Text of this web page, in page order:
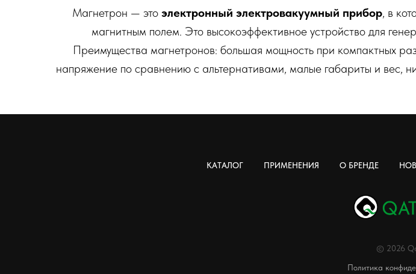
Магнетрон — это электронный электровакуумный прибор, в
магнитным полем. Это высокоэффективное устройство для
Преимущества магнетронов: большая мощность при компактных
напряжение по сравнению с альтернативами, малые габариты и вес,
КАТАЛОГ ПРИМЕНЕНИЯ О БРЕНДЕ
© 2026
Политика